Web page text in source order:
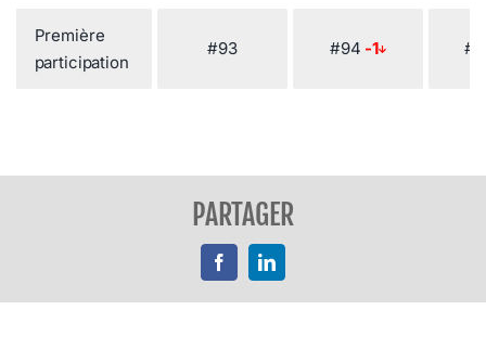
Première
participation
#93 #94 -1
PARTAGER
FacebookLinkedIn